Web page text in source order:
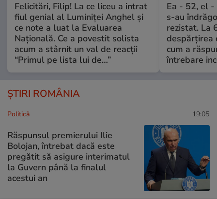
Felicitări, Filip! La ce liceu a intrat
fiul genial al Luminiței Anghel și
ce note a luat la Evaluarea
Națională. Ce a povestit solista
acum a stârnit un val de reacții
“Primul pe lista lui de…”
Ea - 52, el -
s-au
rezistat. La
despărțirea
cum a
întrebare
ȘTIRI ROMÂNIA
Politică 19:05
Răspunsul premierului Ilie
Bolojan, întrebat dacă este
pregătit să asigure interimatul
la Guvern până la finalul
acestui an